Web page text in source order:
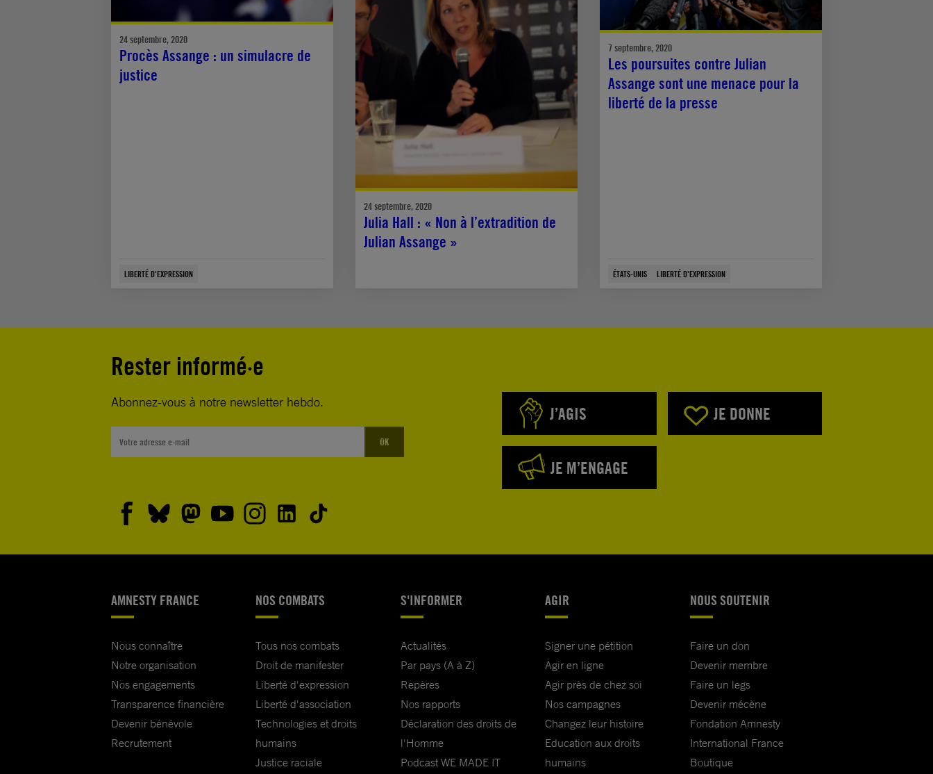
24 septembre, 2020
Procès Assange : un simulacre de
justice
LIBERTÉ D'EXPRESSION
24 septembre, 2020
Julia Hall : « Non à l’extradition de
Julian Assange »
7 septembre, 2020
Les poursuites contre Julian
Assange sont une menace pour la
liberté de la presse
ÉTATS-UNIS LIBERTÉ D'EXPRESSION
Rester informé·e
Abonnez-vous à notre newsletter hebdo.
OK
J’AGIS JE DONNE
JE M’ENGAGE
AMNESTY FRANCE
Nous connaître
Notre organisation
Nos engagements
Transparence financière
Devenir bénévole
Recrutement
NOS COMBATS
Tous nos combats
Droit de manifester
Liberté d'expression
Liberté d'association
Technologies et droits
humains
Justice raciale
S'INFORMER
Actualités
Par pays (A à Z)
Repères
Nos rapports
Déclaration des droits de
l'Homme
Podcast WE MADE IT
AGIR
Signer une pétition
Agir en ligne
Agir près de chez soi
Nos campagnes
Changez leur histoire
Education aux droits
humains
NOUS SOUTENIR
Faire un don
Devenir membre
Faire un legs
Devenir mécène
Fondation Amnesty
International France
Boutique